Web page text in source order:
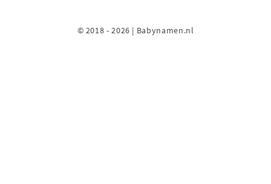
© 2018 - 2026 | Babynamen.nl